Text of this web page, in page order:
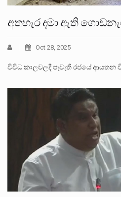
අතහැර දමා ඇති
Oct 28, 2025
විවිධ කාලවලදී පැවැති රජයේ ආයතන